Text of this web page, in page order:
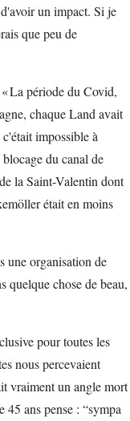
un impact. Si je
que peu de
La période du Covid,
chaque Land avait
impossible à
du canal de
la Saint-Valentin dont
était en moins
une organisation de
quelque chose de beau,
pour toutes les
nous percevaient
vraiment un angle mort
ans pense : “sympa